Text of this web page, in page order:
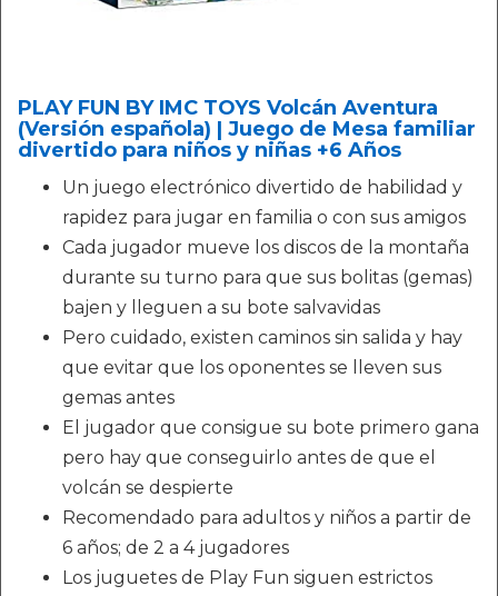
PLAY FUN BY IMC TOYS Volcán Aventura
(Versión española) | Juego de Mesa familiar
divertido para niños y niñas +6 Años
Un juego electrónico divertido de habilidad y
rapidez para jugar en familia o con sus amigos
Cada jugador mueve los discos de la montaña
durante su turno para que sus bolitas (gemas)
bajen y lleguen a su bote salvavidas
Pero cuidado, existen caminos sin salida y hay
que evitar que los oponentes se lleven sus
gemas antes
El jugador que consigue su bote primero gana
pero hay que conseguirlo antes de que el
volcán se despierte
Recomendado para adultos y niños a partir de
6 años; de 2 a 4 jugadores
Los juguetes de Play Fun siguen estrictos